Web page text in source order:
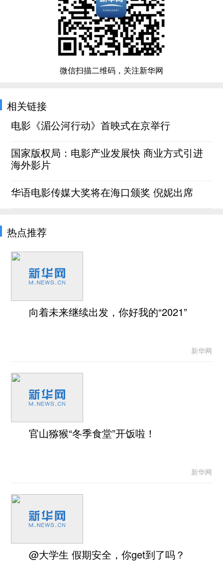
微信扫描二维码，关注新华网
相关链接
电影《湄公河行动》首映式在京举行
国家版权局：电影产业发展快 商业方式引进
海外影片
华语电影传媒大奖将在海口颁奖 倪妮出席
热点推荐
向着未来继续出发，你好我的“2021”
新华网
官山猕猴“冬季食堂”开饭啦！
新华网
@大学生 假期安全，你get到了吗？